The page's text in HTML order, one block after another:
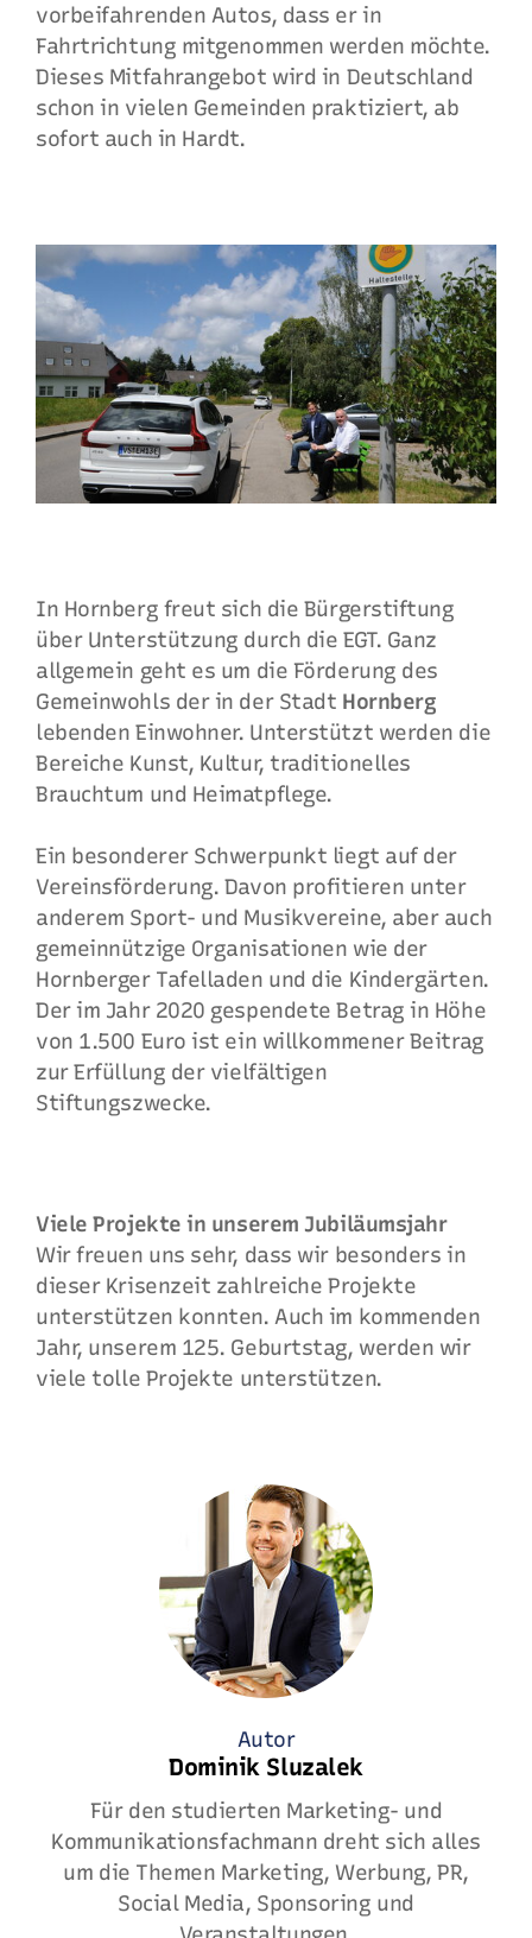
vorbeifahrenden Autos, dass er in
Fahrtrichtung mitgenommen werden möchte.
Dieses Mitfahrangebot wird in Deutschland
schon in vielen Gemeinden praktiziert, ab
sofort auch in Hardt.
In Hornberg freut sich die Bürgerstiftung
über Unterstützung durch die EGT. Ganz
allgemein geht es um die Förderung des
Gemeinwohls der in der Stadt Hornberg
lebenden Einwohner. Unterstützt werden die
Bereiche Kunst, Kultur, traditionelles
Brauchtum und Heimatpflege.
Ein besonderer Schwerpunkt liegt auf der
Vereinsförderung. Davon profitieren unter
anderem Sport- und Musikvereine, aber auch
gemeinnützige Organisationen wie der
Hornberger Tafelladen und die Kindergärten.
Der im Jahr 2020 gespendete Betrag in Höhe
von 1.500 Euro ist ein willkommener Beitrag
zur Erfüllung der vielfältigen
Stiftungszwecke.
Viele Projekte in unserem Ju­bi­lä­umsjahr
Wir freuen uns sehr, dass wir besonders in
dieser Krisenzeit zahlreiche Projekte
unterstützen konnten. Auch im kommenden
Jahr, unserem 125. Geburtstag, werden wir
viele tolle Projekte unterstützen.
Autor
Dominik Sluzalek
Für den studierten Marketing- und
Kommunikationsfachmann dreht sich alles
um die Themen Marketing, Werbung, PR,
Social Media, Sponsoring und